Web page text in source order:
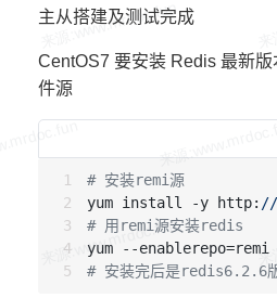
connected_slaves:0
repl_backlog_active:0
1758:S 03 Feb
1758:S 03 Feb 12:18:
11523:C 03 Feb 12:18:
1758:S 03 Feb
:S 03 Feb 12 : 18
1758
03 Feb 12 : 18
# 查看主库日志
主从搭建及测试完成
CentOS7 要安装 Redis 最新
件源
# 安装remi源
yum install -y http: //
# 用remi源安装redis
# 安装完后是redis6.2.6